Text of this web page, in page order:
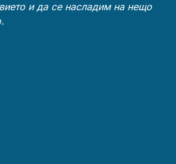
и да се насладим на нещо